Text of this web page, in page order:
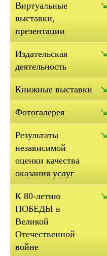
Виртуальные
выставки,
презентации
Издательская
деятельность
Книжные выставки
Фотогалерея
Результаты
независимой
оценки качества
оказания услуг
К 80-летию
ПОБЕДЫ в
Великой
Отечественной
войне